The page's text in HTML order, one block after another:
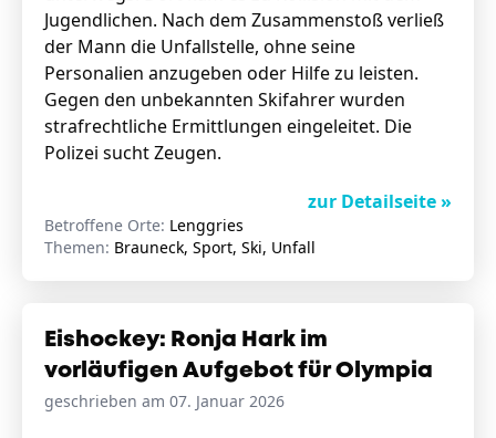
Amphibienschutz
Service
Nachgehört
Podcast
Newsletter
Jugendlichen. Nach dem Zusammenstoß verließ
der Mann die Unfallstelle, ohne seine
Personalien anzugeben oder Hilfe zu leisten.
Gegen den unbekannten Skifahrer wurden
strafrechtliche Ermittlungen eingeleitet. Die
Polizei sucht Zeugen.
zur Detailseite »
Betroffene Orte: Lenggries
Themen: Brauneck, Sport, Ski, Unfall
Eishockey: Ronja Hark im
vorläufigen Aufgebot für Olympia
geschrieben am 07. Januar 2026